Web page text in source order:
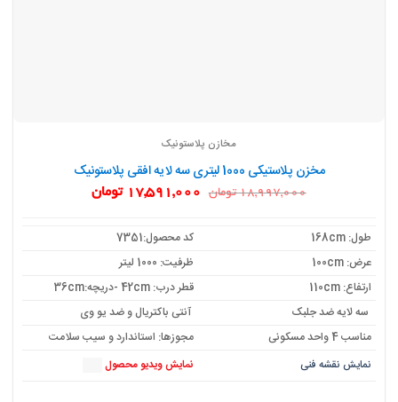
مخازن پلاستونیک
مخزن پلاستیکی 1000 لیتری سه لایه افقی پلاستونیک
18,997,000 تومان قیمت
اصلی:
بود.
17,591,000 تومانقیمت
فعلی:
طول: 168cm
کد محصول:7351
عرض: 100cm
ظرفیت: 1000 لیتر
ارتفاع: 110cm
قطر درب: 42cm -دریچه:36cm
سه لایه ضد جلبک
آنتی باکتریال و ضد یو وی
مناسب 4 واحد مسکونی
مجوزها: استاندارد و سیب سلامت
نمایش نقشه فنی نمایش ویدیو محصول